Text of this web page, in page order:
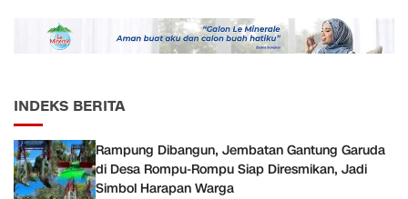
JMD dan JMF
INDEKS BERITA
Rampung Dibangun, Jembatan Gantung Garuda
di Desa Rompu-Rompu Siap Diresmikan, Jadi
Simbol Harapan Warga